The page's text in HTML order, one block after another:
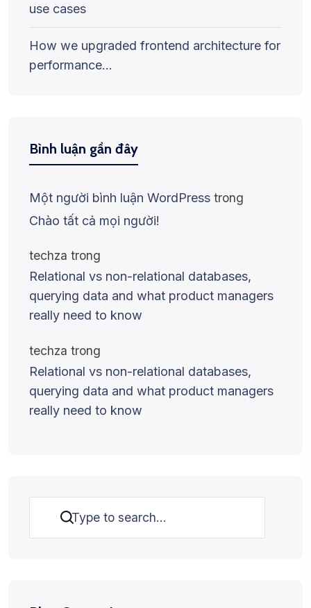
use cases
How we upgraded frontend architecture for
performance…
Bình luận gần đây
Một người bình luận WordPress trong
Chào tất cả mọi người!
techza trong
Relational vs non-relational databases,
querying data and what product managers
really need to know
techza trong
Relational vs non-relational databases,
querying data and what product managers
really need to know
Tìm kiếm